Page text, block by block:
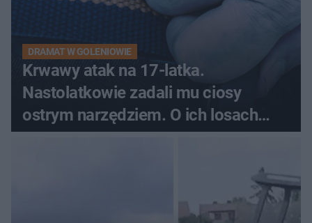
DRAMAT W GOLENIOWIE
Krwawy atak na 17-latka.
Nastolatkowie zadali mu ciosy
ostrym narzędziem. O ich losach
zdecyduje sąd rodzinny